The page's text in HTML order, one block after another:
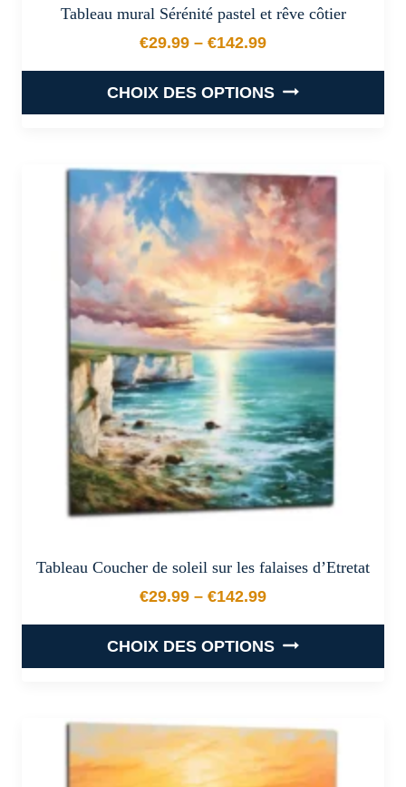
Tableau mural Sérénité pastel et rêve côtier
€29.99 – €142.99
Plage de prix : €29.99 à
CHOIX DES OPTIONS
a
plusieurs
variations.
Les
options
peuvent
être
choisies
sur
la
page
du
produit
Tableau Coucher de soleil sur les falaises d’Etretat
€29.99 – €142.99
Plage de prix : €29.99 à
CHOIX DES OPTIONS
a
plusieurs
variations.